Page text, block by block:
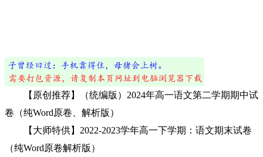
【原创推荐】（统编版）2024年高一语文第二学期期中试
卷（纯Word原卷、解析版）
【大师特供】2022-2023学年高一下学期：语文期末试卷
（纯Word原卷解析版）